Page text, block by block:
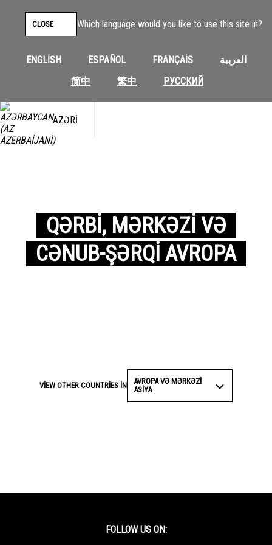
Which language would you like to use this site in?
ENGLISH ESPAÑOL FRANÇAIS
العربية
简中
繁中 РУССКИЙ
CLOSE
AZƏRI
QƏRBI, MƏRKƏZI VƏ
CƏNUB-ŞƏRQI AVROPA
VIEW OTHER COUNTRIES IN
AVROPA VƏ MƏRKƏZI
ASIYA
FOLLOW US ON: